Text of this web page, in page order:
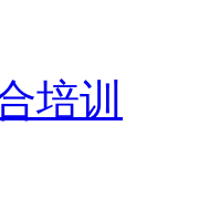
培训